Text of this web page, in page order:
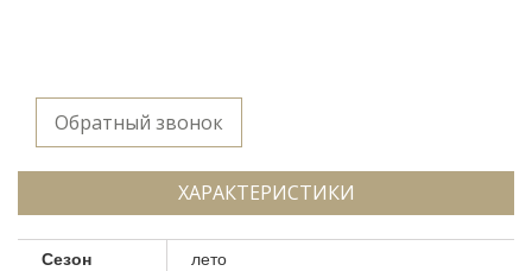
Обратный звонок
ХАРАКТЕРИСТИКИ
Сезон
лето